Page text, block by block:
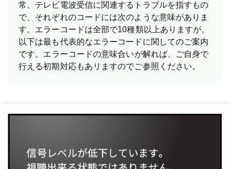
常、テレビ電波受信に関連するトラブルを指すもの
で、それぞれのコードには次のような意味がありま
す。エラーコードは全部で10種類以上ありますが、
以下は最も代表的なエラーコードに関してのご案内
です。 エラーコードの意味合いが解れば、ご自身で
行える初期対応もあリますのでご参照ください。